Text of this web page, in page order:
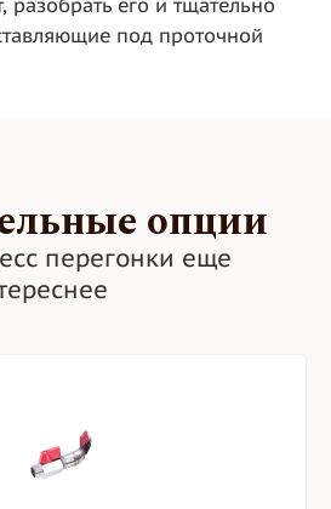
под проточной
опции
перегонки еще